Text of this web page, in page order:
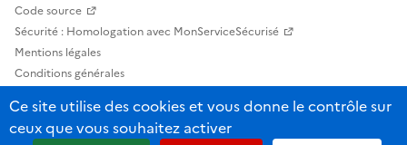
Code source
Sécurité : Homologation avec MonServiceSécurisé
Mentions légales
Conditions générales
Statistiques, lexiques et indicateurs
Sauf mention contraire, tous les contenus de ce site sont sous licence
Ce site utilise des cookies et vous donne le contrôle sur
ceux que vous souhaitez activer